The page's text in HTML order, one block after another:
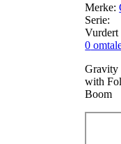
Merke:
Serie:
Vurdert
0
Gravity
with
Boom